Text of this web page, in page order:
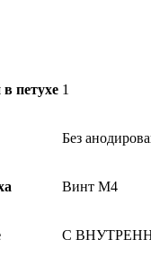
петухе 1
Без
Винт M4
С